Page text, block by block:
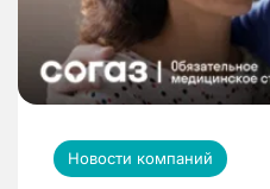
Новости компаний